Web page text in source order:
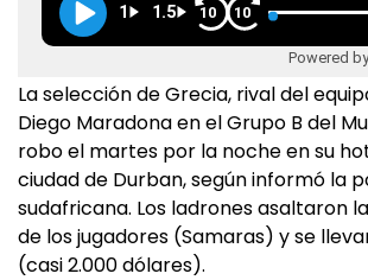
1 1.5 10 10
Powered
La selección de Grecia, rival del
Diego Maradona en el Grupo B del
robo el martes por la noche en su
ciudad de Durban, según informó la
sudafricana. Los ladrones asaltaron
de los jugadores (Samaras) y se
(casi 2.000 dólares).